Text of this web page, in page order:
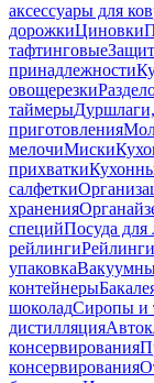
аксессуары для
дорожкиЦиновки
тафтинговые
принадлежности
овощерезки
таймеры
приготовления
мелочиМиски
прихватки
салфетки
хранения
специйПосуда для
рейлинги
упаковка
контейнеры
шоколадСиропы и
дистилляция
консервирования
консервирования